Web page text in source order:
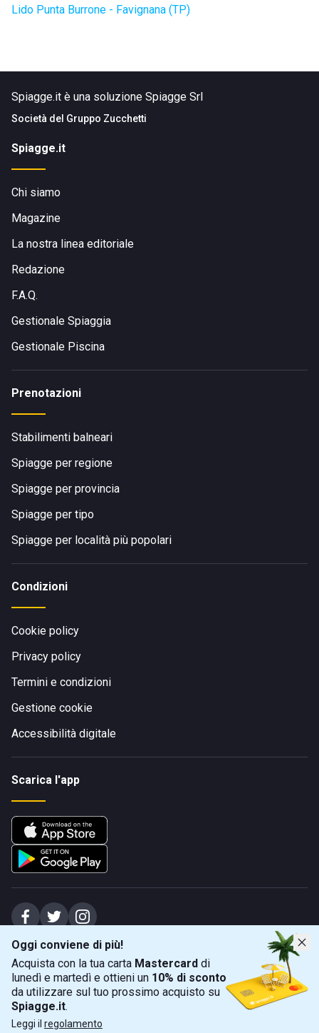
Oggi conviene di più!
Acquista con la tua carta Mastercard di
lunedì e martedì e ottieni un 10% di sconto
da utilizzare sul tuo prossimo acquisto su
Spiagge.it.
Leggi il regolamento
Lido Punta Burrone - Favignana (TP)
Spiagge.it è una soluzione Spiagge Srl
Società del Gruppo Zucchetti
Spiagge.it
Chi siamo
Magazine
La nostra linea editoriale
Redazione
F.A.Q.
Gestionale Spiaggia
Gestionale Piscina
Prenotazioni
Stabilimenti balneari
Spiagge per regione
Spiagge per provincia
Spiagge per tipo
Spiagge per località più popolari
Condizioni
Cookie policy
Privacy policy
Termini e condizioni
Gestione cookie
Accessibilità digitale
Scarica l'app
Spiagge Srl - Sede legale: Via Marecchiese 48, 47923 Rimini (RN), IT -
capitale sociale Euro 31245,57 - Iscritta al registro delle imprese di Rimini
Sede operativa: Via Flaminia 180, 47924 Rimini (RN), IT
+39 0541 772375
info@spiagge.it - p.i./c.f. 04536640404
© 2026 Spiagge Srl. Tutti i diritti riservati.